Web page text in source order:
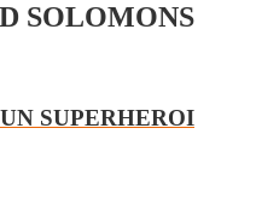
SOLOMONS
SUPERHEROI